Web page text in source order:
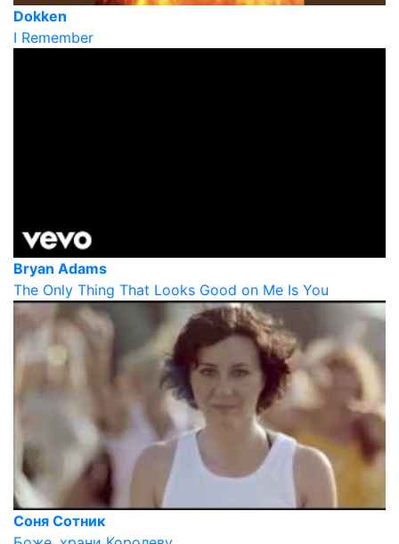
Dokken
I Remember
Bryan Adams
The Only Thing That Looks Good on Me Is You
Соня Сотник